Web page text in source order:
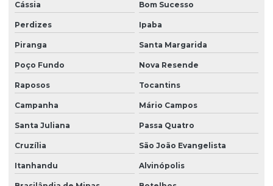
Cássia Bom Sucesso
Perdizes Ipaba
Piranga Santa Margarida
Poço Fundo Nova Resende
Raposos Tocantins
Campanha Mário Campos
Santa Juliana Passa Quatro
Cruzília São João Evangelista
Itanhandu Alvinópolis